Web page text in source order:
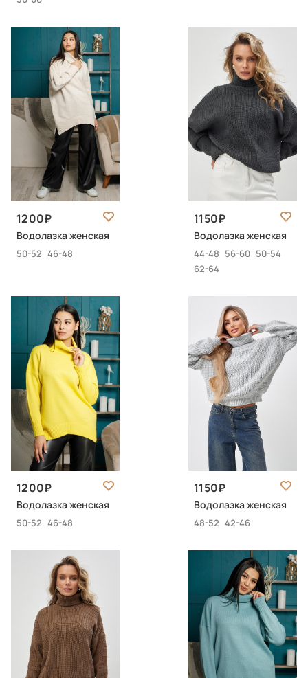
1200
Водолазка женская
50-52 46-48
1150
Водолазка женская
44-48 56-60 50-54
62-64
1200
Водолазка женская
50-52 46-48
1150
Водолазка женская
48-52 42-46